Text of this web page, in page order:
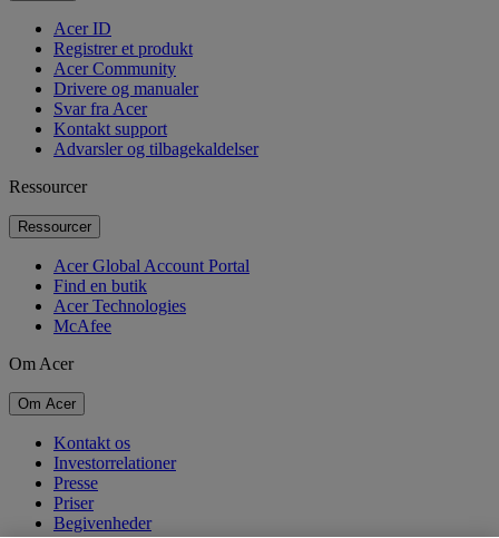
Acer ID
Registrer et produkt
Acer Community
Drivere og manualer
Svar fra Acer
Kontakt support
Advarsler og tilbagekaldelser
Ressourcer
Ressourcer
Acer Global Account Portal
Find en butik
Acer Technologies
McAfee
Om Acer
Om Acer
Kontakt os
Investorrelationer
Presse
Priser
Begivenheder